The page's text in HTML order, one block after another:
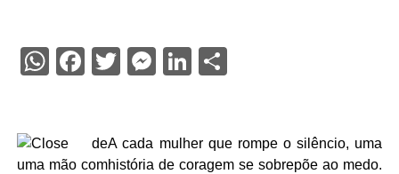
WhatsApp
Facebook
Twitter
Messenger
LinkedIn
Share
A cada mulher que rompe o silêncio, uma
história de coragem se sobrepõe ao medo.